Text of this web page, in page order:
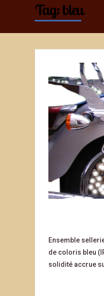
Tag: bleu
Ensemble
de coloris bleu
solidité accrue